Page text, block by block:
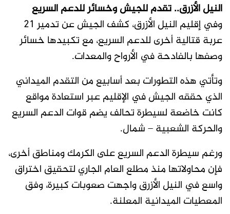
النيل الأزرق.. تقدم للجيش وخسائر للدعم السريع
وفي إقليم النيل الأزرق، كشف الجيش عن تدمير 21
عربة قتالية أخرى للدعم السريع، مع تكبيدها خسائر
وصفها بالفادحة في الأرواح والمعدات.
وتأتي هذه التطورات بعد أسابيع من التقدم الميداني
الذي حققه الجيش في الإقليم عبر استعادة مواقع
كانت خاضعة لسيطرة تحالف يضم قوات الدعم السريع
والحركة الشعبية – شمال.
ورغم سيطرة الدعم السريع على الكرمك ومناطق أخرى،
فإن محاولاتها منذ مطلع العام الجاري لتحقيق اختراق
واسع في النيل الأزرق واجهت صعوبات كبيرة، وفق
المعطيات الميدانية المعلنة.